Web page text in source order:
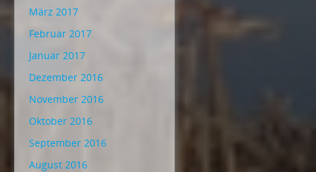
März 2017
Februar 2017
Januar 2017
Dezember 2016
November 2016
Oktober 2016
September 2016
August 2016